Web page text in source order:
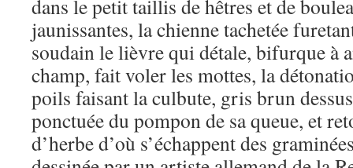
dans le petit taillis de hêtres et de
jaunissantes, la chienne tachetée
soudain le lièvre qui détale, bifurque à
champ, fait voler les mottes, la
poils faisant la culbute, gris brun
ponctuée du pompon de sa queue, et
d’herbe d’où s’échappent des